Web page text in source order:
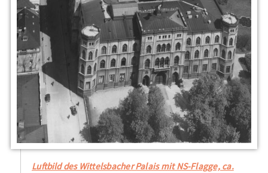
Luftbild des Wittelsbacher Palais mit NS-Flagge, ca.